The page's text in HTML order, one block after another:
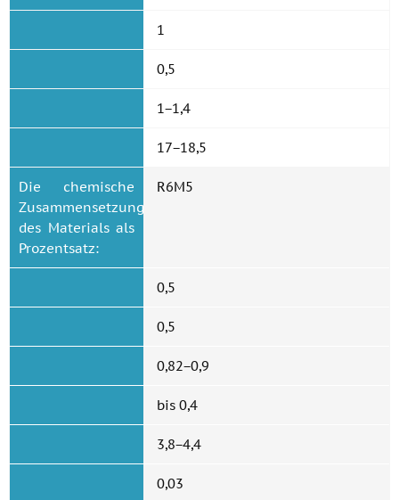
1
0,5
1−1,4
17−18,5
Die chemische
Zusammensetzung
des Materials als
Prozentsatz:
R6M5
0,5
0,5
0,82−0,9
bis 0,4
3,8−4,4
0,03